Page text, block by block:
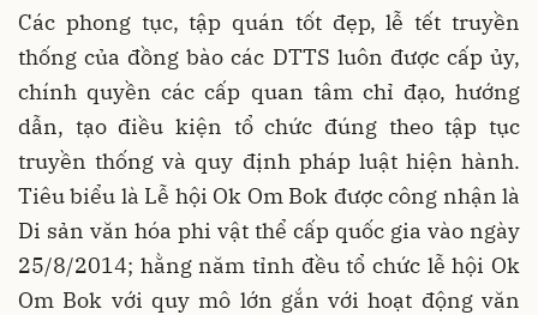
Các phong tục, tập quán tốt đẹp, lễ tết truyền
thống của đồng bào các DTTS luôn được cấp ủy,
chính quyền các cấp quan tâm chỉ đạo, hướng
dẫn, tạo điều kiện tổ chức đúng theo tập tục
truyền thống và quy định pháp luật hiện hành.
Tiêu biểu là Lễ hội Ok Om Bok được công nhận là
Di sản văn hóa phi vật thể cấp quốc gia vào ngày
25/8/2014; hằng năm tỉnh đều tổ chức lễ hội Ok
Om Bok với quy mô lớn gắn với hoạt động văn